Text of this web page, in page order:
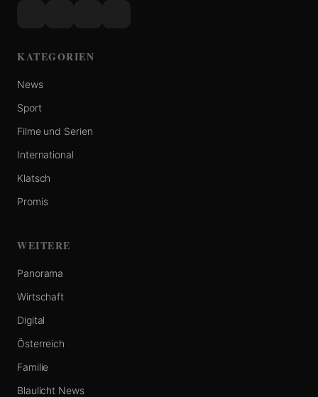
KATEGORIEN
News
Sport
Filme und Serien
International
Klatsch
Promis
WEITERE
Panorama
Wirtschaft
Digital
Österreich
Familie
Blaulicht News